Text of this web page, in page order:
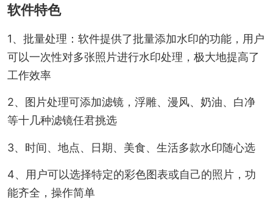
软件特色
1、批量处理：软件提供了批量添加水印的功能，用户
可以一次性对多张照片进行水印处理，极大地提高了
工作效率
2、图片处理可添加滤镜，浮雕、漫风、奶油、白净
等十几种滤镜任君挑选
3、时间、地点、日期、美食、生活多款水印随心选
4、用户可以选择特定的彩色图表或自己的照片，功
能齐全，操作简单